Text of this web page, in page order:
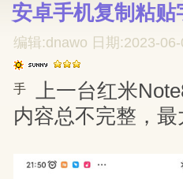
安卓手机复制粘
编辑:dnawo 日期:2023-06-
手
上一台红米
内容总不完整，